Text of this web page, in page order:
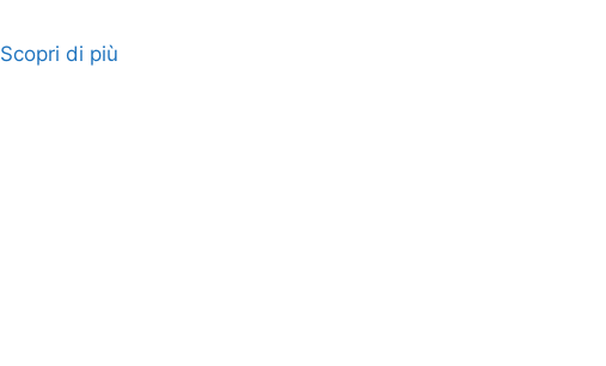
Scopri di più